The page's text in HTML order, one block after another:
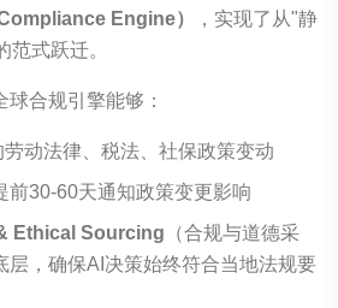
Engine）
，实现了从"静
范式跃迁。
合规引擎能够：
劳动法律、税法、社保政策变动
前30-60天通知政策变更影响
Ethical Sourcing （合规与道德采
层，确保AI决策始终符合当地法规要